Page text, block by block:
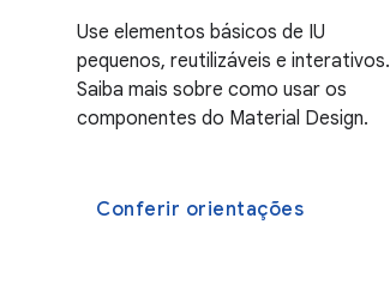
Use elementos básicos de IU
pequenos, reutilizáveis e interativos.
Saiba mais sobre como usar os
componentes do Material Design.
Conferir orientações